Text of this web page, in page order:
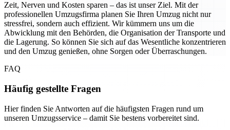
Zeit, Nerven und Kosten sparen – das ist unser Ziel. Mit der
professionellen Umzugsfirma planen Sie Ihren Umzug nicht nur
stressfrei, sondern auch effizient. Wir kümmern uns um die
Abwicklung mit den Behörden, die Organisation der Transporte und
die Lagerung. So können Sie sich auf das Wesentliche konzentrieren
und den Umzug genießen, ohne Sorgen oder Überraschungen.
FAQ
Häufig gestellte Fragen
Hier finden Sie Antworten auf die häufigsten Fragen rund um
unseren Umzugsservice – damit Sie bestens vorbereitet sind.